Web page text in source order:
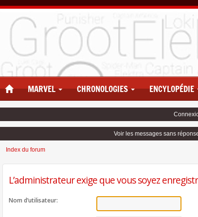
MARVEL CHRONOLOGIES ENCYLOPÉDIE
Voir les messages sans
Index du forum
L’administrateur exige que vous soyez
Nom d’utilisateur: